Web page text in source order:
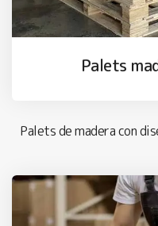
Palets
Palets de madera con